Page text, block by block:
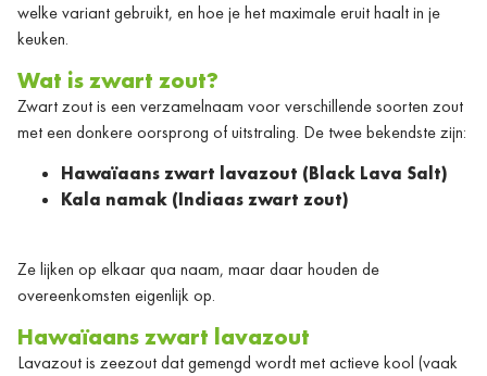
welke variant gebruikt, en hoe je het maximale eruit haalt in je
keuken.
Wat is zwart zout?
Zwart zout is een verzamelnaam voor verschillende soorten zout
met een donkere oorsprong of uitstraling. De twee bekendste zijn:
Hawaïaans zwart lavazout (Black Lava Salt)
Kala namak (Indiaas zwart zout)
Ze lijken op elkaar qua naam, maar daar houden de
overeenkomsten eigenlijk op.
Hawaïaans zwart lavazout
Lavazout is zeezout dat gemengd wordt met actieve kool (vaak